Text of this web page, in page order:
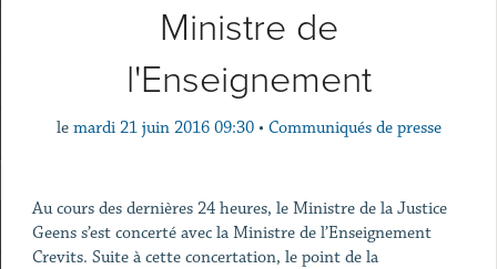
Ministre de
l'Enseignement
le mardi 21 juin 2016 09:30 • Communiqués de presse
Au cours des dernières 24 heures, le Ministre de la Justice
Geens s’est concerté avec la Ministre de l’Enseignement
Crevits. Suite à cette concertation, le point de la